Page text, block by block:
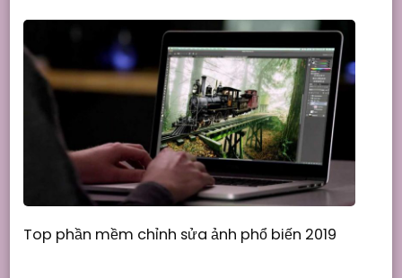
Top phần mềm chỉnh sửa ảnh phổ biến 2019